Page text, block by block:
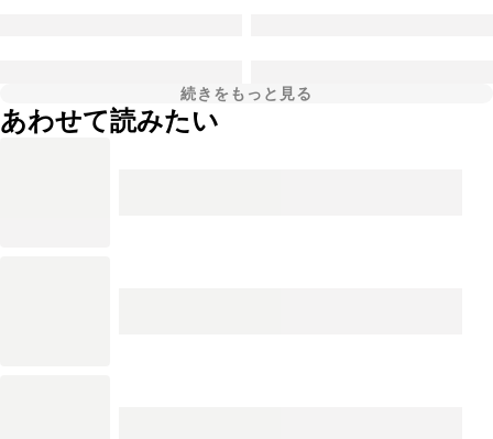
続きをもっと見る
あわせて読みたい